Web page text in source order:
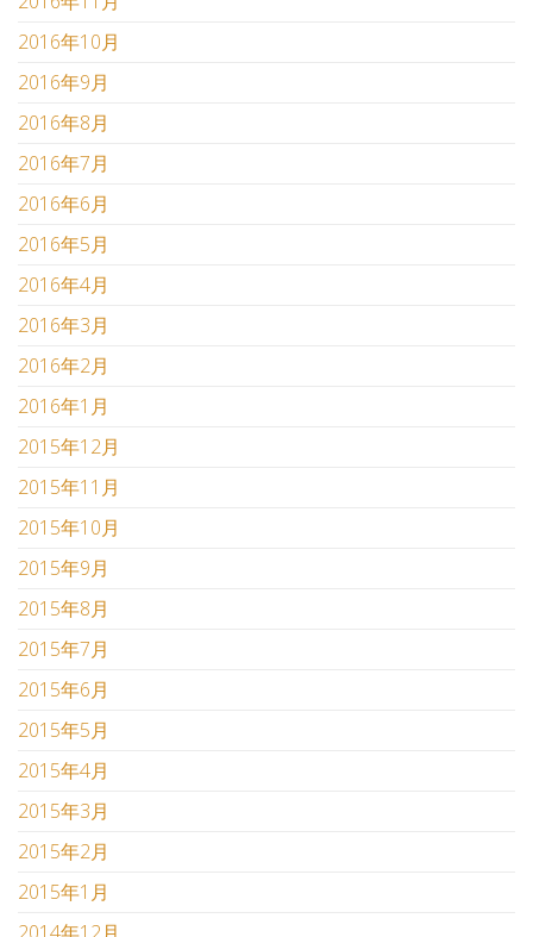
2016年10月
2016年9月
2016年8月
2016年7月
2016年6月
2016年5月
2016年4月
2016年3月
2016年2月
2016年1月
2015年12月
2015年11月
2015年10月
2015年9月
2015年8月
2015年7月
2015年6月
2015年5月
2015年4月
2015年3月
2015年2月
2015年1月